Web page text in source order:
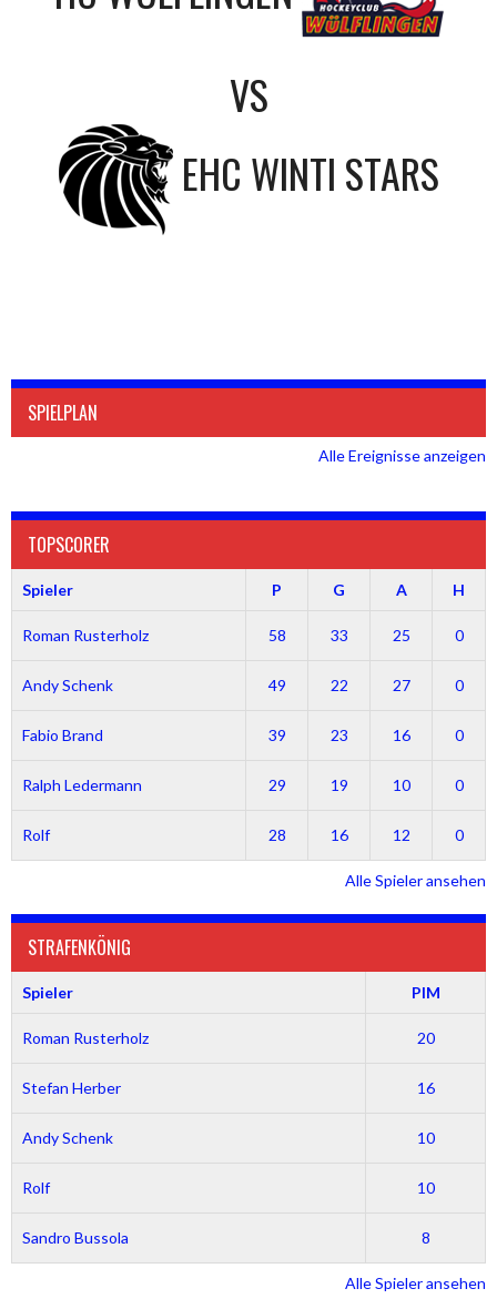
VS
EHC WINTI STARS
SPIELPLAN
Alle Ereignisse anzeigen
TOPSCORER
Spieler P G A H
Roman Rusterholz 58 33 25 0
Andy Schenk 49 22 27 0
Fabio Brand 39 23 16 0
Ralph Ledermann 29 19 10 0
Rolf 28 16 12 0
Alle Spieler ansehen
STRAFENKÖNIG
Spieler PIM
Roman Rusterholz 20
Stefan Herber 16
Andy Schenk 10
Rolf 10
Sandro Bussola 8
Alle Spieler ansehen